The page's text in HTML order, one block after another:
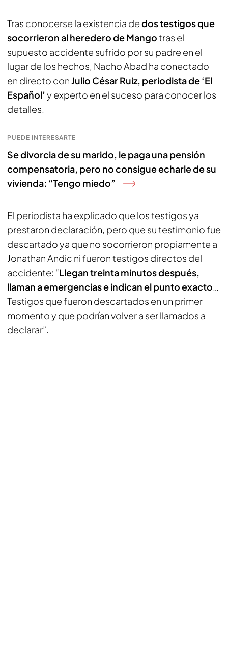
Tras conocerse la existencia dedos testigos que
socorrieron al heredero de Mangotras el
supuesto accidente sufrido por su padre en el
lugar de los hechos, Nacho Abad ha conectado
en directo conJulio César Ruiz, periodista de ‘El
Español’y experto en el suceso para conocer los
detalles.
PUEDE INTERESARTE
Se divorcia de su marido, le paga una pensión
compensatoria, pero no consigue echarle de su
vivienda: “Tengo miedo”
El periodista ha explicado que los testigos ya
prestaron declaración, pero que su testimonio fue
descartado ya que no socorrieron propiamente a
Jonathan Andic ni fueron testigos directos del
accidente: “Llegan treinta minutos después,
llaman a emergencias e indican el punto exacto…
Testigos que fueron descartados en un primer
momento y que podrían volver a ser llamados a
declarar”.